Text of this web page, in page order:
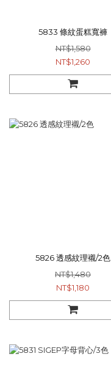
5833 條紋蛋糕寬褲
NT$1,580
NT$1,260
5826 透感紋理襯/2色
NT$1,480
NT$1,180